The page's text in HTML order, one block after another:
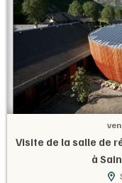
Visite de la salle de
à